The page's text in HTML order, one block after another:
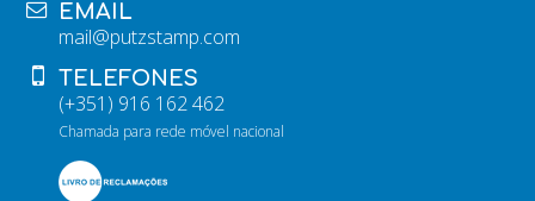
EMAIL
mail@putzstamp.com
TELEFONES
(+351) 916 162 462
Chamada para rede móvel nacional